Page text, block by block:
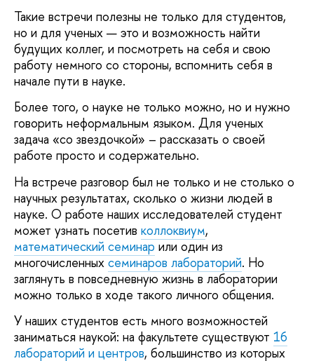
Такие встречи полезны не только для студентов,
но и для ученых — это и возможность найти
будущих коллег, и посмотреть на себя и свою
работу немного со стороны, вспомнить себя в
начале пути в науке.
Более того, о науке не только можно, но и нужно
говорить неформальным языком. Для ученых
задача «со звездочкой» – рассказать о своей
работе просто и содержательно.
На встрече разговор был не только и не столько о
научных результатах, сколько о жизни людей в
науке. О работе наших исследователей студент
может узнать посетив коллоквиум,
математический семинар или один из
многочисленных семинаров лабораторий. Но
заглянуть в повседневную жизнь в лаборатории
можно только в ходе такого личного общения.
У наших студентов есть много возможностей
заниматься наукой: на факультете существуют 16
лабораторий и центров, большинство из которых